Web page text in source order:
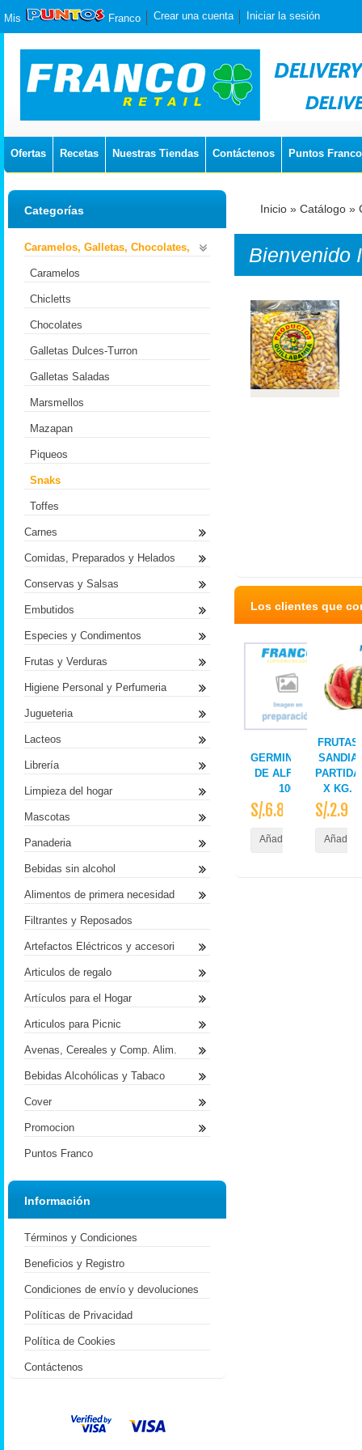
Mis Franco Crear una cuenta Iniciar la sesión
Ofertas Recetas Nuestras Tiendas Contáctenos Puntos Franco
Inicio » Catálogo »
Bienvenido
Los clientes que
AYLLU
GERMINADOS/
DE ALFALFA/TRIGO
100G TAPER
S/.6.80
Añadir al Carrito
FRUTAS
SANDIA
PARTIDA
X KG.
S/.2.90
Añadir
Categorías
Caramelos, Galletas, Chocolates,
Caramelos
Chicletts
Chocolates
Galletas Dulces-Turron
Galletas Saladas
Marsmellos
Mazapan
Piqueos
Snaks
Toffes
Carnes
Comidas, Preparados y Helados
Conservas y Salsas
Embutidos
Especies y Condimentos
Frutas y Verduras
Higiene Personal y Perfumeria
Jugueteria
Lacteos
Librería
Limpieza del hogar
Mascotas
Panaderia
Bebidas sin alcohol
Alimentos de primera necesidad
Filtrantes y Reposados
Artefactos Eléctricos y accesori
Articulos de regalo
Artículos para el Hogar
Articulos para Picnic
Avenas, Cereales y Comp. Alim.
Bebidas Alcohólicas y Tabaco
Cover
Promocion
Puntos Franco
Información
Términos y Condiciones
Beneficios y Registro
Condiciones de envío y devoluciones
Políticas de Privacidad
Política de Cookies
Contáctenos